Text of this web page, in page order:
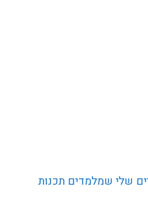
שלי שמלמדים תכנות